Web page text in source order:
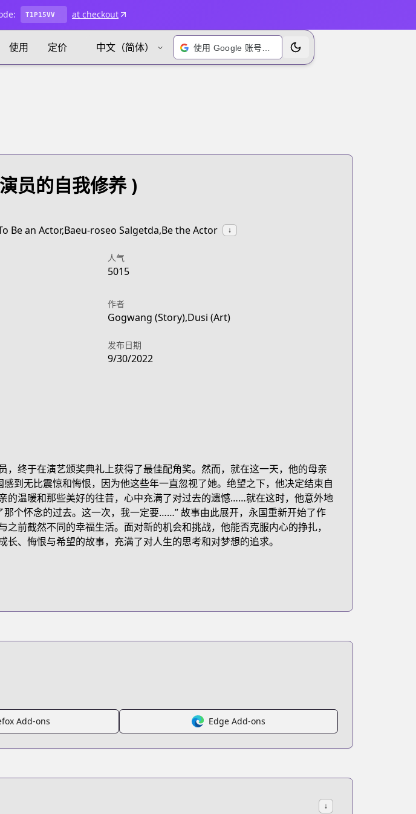
T1P15VV at checkout
使用 定价 中文（简体） 切换主题
员的自我修养 )
Be an Actor,Baeu-roseo Salgetda,Be the Actor ↓
人气
5015
作者
Gogwang (Story),Dusi (Art)
发布日期
9/30/2022
，终于在演艺颁奖典礼上获得了最佳配角奖。然而，就在这一天，他的母亲
到无比震惊和悔恨，因为他这些年一直忽视了她。绝望之下，他决定结束自
的温暖和那些美好的往昔，心中充满了对过去的遗憾……就在这时，他意外地
那个怀念的过去。这一次，我一定要……” 故事由此展开，永国重新开始了作
之前截然不同的幸福生活。面对新的机会和挑战，他能否克服内心的挣扎，
、悔恨与希望的故事，充满了对人生的思考和对梦想的追求。
Add-ons Edge Add-ons
↓